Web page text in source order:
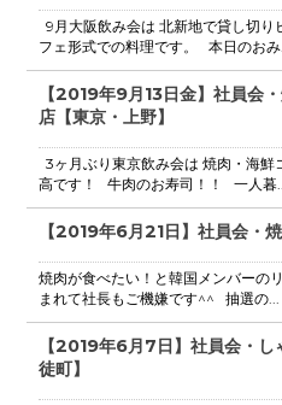
9月大阪飲み会は 北新地で貸し切
フェ形式での料理です。 本日のおみ
【2019年9月13日金】社員
店【東京・上野】
3ヶ月ぶり東京飲み会は 焼肉・海
高です！ 牛肉のお寿司！！ 一人暮
【2019年6月21日】社員会・
焼肉が食べたい！と韓国メンバー
まれて社長もご機嫌です^^ 抽選の...
【2019年6月7日】社員会・
徒町】